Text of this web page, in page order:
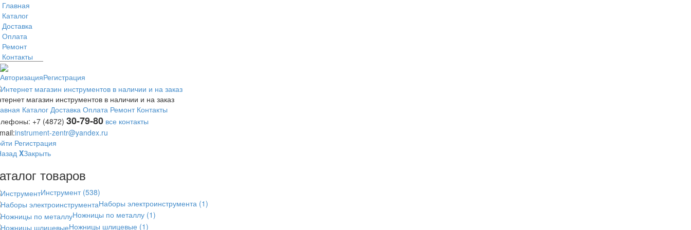
Главная
Каталог
Доставка
Оплата
Ремонт
Контакты
АвторизацияРегистрация
магазин инструментов в наличии и на заказ
Каталог Доставка Оплата Ремонт Контакты
+7 (4872) 30-79-80 все контакты
instrument-zentr@yandex.ru
Регистрация
XЗакрыть
товаров
Инструмент (538)
Наборы электроинструмента (1)
Ножницы по металлу (1)
Ножницы шлицевые (1)